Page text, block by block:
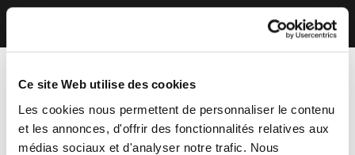
Ce site Web utilise des cookies
Les cookies nous permettent de personnaliser le contenu
et les annonces, d'offrir des fonctionnalités relatives aux
médias sociaux et d'analyser notre trafic. Nous